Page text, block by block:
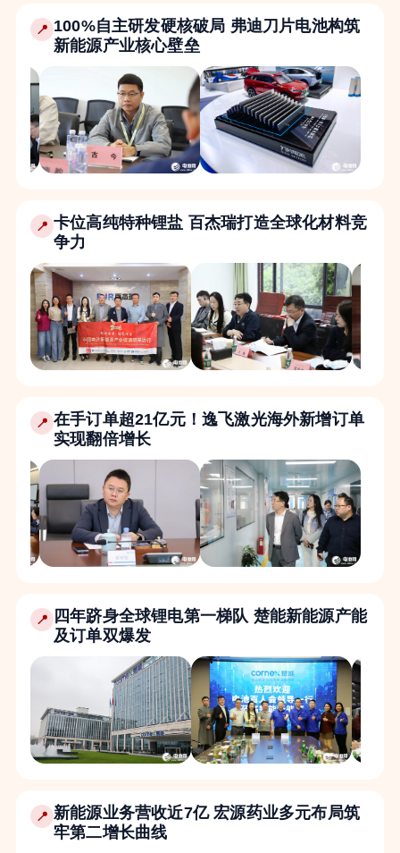
📍 100%自主研发硬核破局 弗迪刀片电池构筑
新能源产业核心壁垒
📍 卡位高纯特种锂盐 百杰瑞打造全球化材料竞
争力
📍 在手订单超21亿元！逸飞激光海外新增订单
实现翻倍增长
📍
四年跻身全球锂电第一梯队 楚能新能源产能
及订单双爆发
📍 新能源业务营收近7亿 宏源药业多元布局筑
牢第二增长曲线